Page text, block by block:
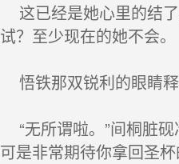
这已经是她心里的结
试？至少现在的她不会。
悟铁那双锐利的眼睛释
“无所谓啦。”间桐脏
可是非常期待你拿回圣